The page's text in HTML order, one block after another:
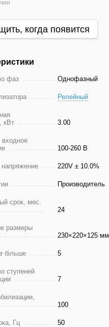
когда появится
фаз Однофазный
Релейный
кВт
3.00
входное
100-260 В
220V ± 10.0%
Производитель
срок, мес.
24
размеры
230×220×125 мм
більше 5
ступеней
7
100
Гц 50